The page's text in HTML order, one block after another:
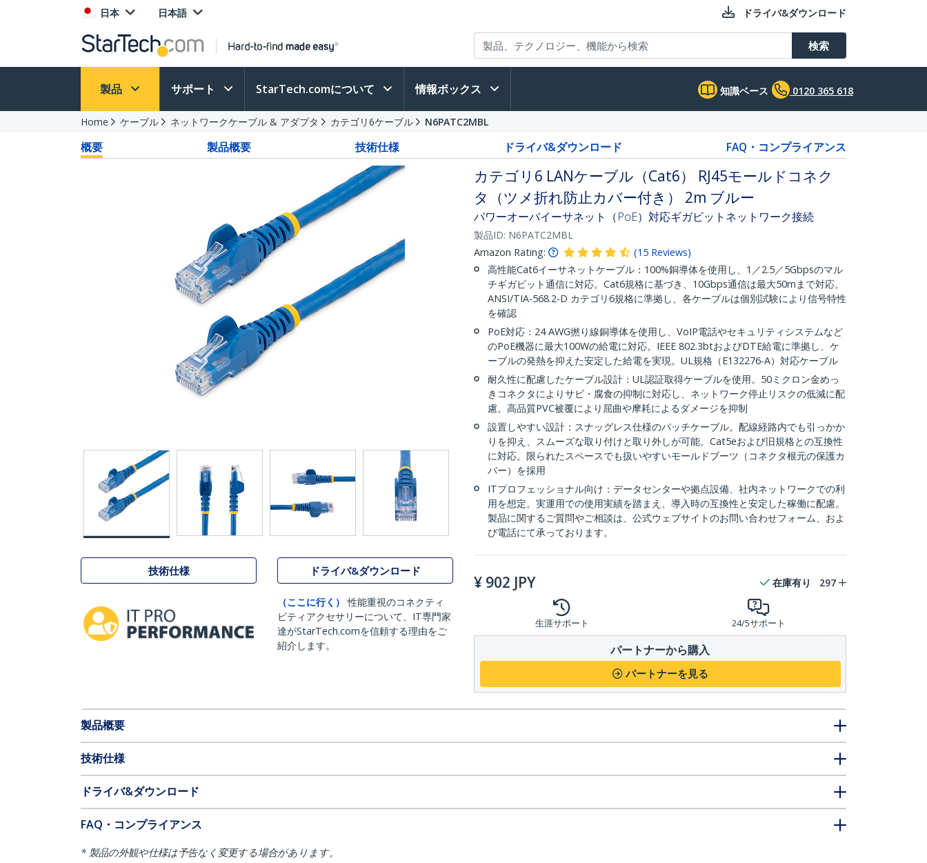
日本 日本語 ドライバ&ダウンロード
検索
製品 サポート StarTech.comについて 情報ボックス 知識ベース 0120 365 618
Home ケーブル ネットワークケーブル & アダプタ カテゴリ6ケーブル N6PATC2MBL
概要 製品概要 技術仕様 ドライバ&ダウンロード FAQ・コンプライアンス
技術仕様 ドライバ&ダウンロード
（ここに行く）
性能重視のコネクティ
ビティアクセサリーについて、IT専門家
達がStarTech.comを信頼する理由をご
紹介します。
カテゴリ6 LANケーブル（Cat6） RJ45モールドコネク
タ（ツメ折れ防止カバー付き） 2m ブルー
パワーオーバイーサネット（PoE）対応ギガビットネットワーク接続
製品ID: N6PATC2MBL
Amazon Rating:
(15 Reviews)
高性能Cat6イーサネットケーブル：100%銅導体を使用し、1／2.5／5Gbpsのマル
チギガビット通信に対応。Cat6規格に基づき、10Gbps通信は最大50mまで対応。
ANSI/TIA-568.2-D カテゴリ6規格に準拠し、各ケーブルは個別試験により信号特性
を確認
PoE対応：24 AWG撚り線銅導体を使用し、VoIP電話やセキュリティシステムなど
のPoE機器に最大100Wの給電に対応。IEEE 802.3btおよびDTE給電に準拠し、ケ
ーブルの発熱を抑えた安定した給電を実現。UL規格（E132276-A）対応ケーブル
耐久性に配慮したケーブル設計：UL認証取得ケーブルを使用。50ミクロン金めっ
きコネクタによりサビ・腐食の抑制に対応し、ネットワーク停止リスクの低減に配
慮。高品質PVC被覆により屈曲や摩耗によるダメージを抑制
設置しやすい設計：スナッグレス仕様のパッチケーブル。配線経路内でも引っかか
りを抑え、スムーズな取り付けと取り外しが可能。Cat5eおよび旧規格との互換性
に対応。限られたスペースでも扱いやすいモールドブーツ（コネクタ根元の保護カ
バー）を採用
ITプロフェッショナル向け：データセンターや拠点設備、社内ネットワークでの利
用を想定。実運用での使用実績を踏まえ、導入時の互換性と安定した稼働に配慮。
製品に関するご質問やご相談は、公式ウェブサイトのお問い合わせフォーム、およ
び電話にて承っております。
¥ 902 JPY 在庫有り 297
生涯サポート 24/5サポート
パートナーから購入
パートナーを見る
製品概要
技術仕様
ドライバ&ダウンロード
FAQ・コンプライアンス
* 製品の外観や仕様は予告なく変更する場合があります。